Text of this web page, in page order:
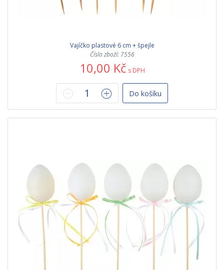
Vajíčko plastové 6 cm + špejle
Číslo zboží: 7556
10,00 Kč s DPH
Do košíku